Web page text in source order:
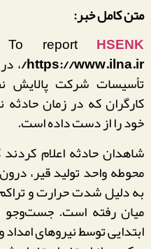
متن کامل خبر:
To report HSENK
https://www.ilna.ir/ ،
تأسیسات شرکت پالایش
کارگران که در زمان حادثه
خود را از دست داده است.
شاهدان حادثه اعلام
محوطه واحد تولید قیر،
به دلیل شدت حرارت و
میان رفته است. جست‌وجو
ابتدایی توسط نیروهای